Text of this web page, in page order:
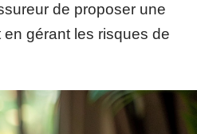
de proposer une
gérant les risques de